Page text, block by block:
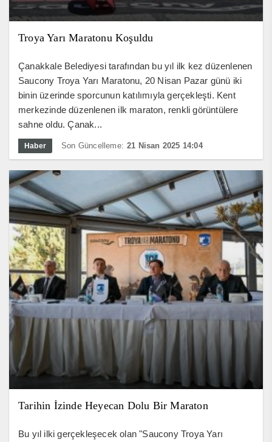
Troya Yarı Maratonu Koşuldu
Çanakkale Belediyesi tarafından bu yıl ilk kez düzenlenen
Saucony Troya Yarı Maratonu, 20 Nisan Pazar günü iki
binin üzerinde sporcunun katılımıyla gerçekleşti. Kent
merkezinde düzenlenen ilk maraton, renkli görüntülere
sahne oldu. Çanak...
Haber Son Güncelleme: 21 Nisan 2025 14:04
Tarihin İzinde Heyecan Dolu Bir Maraton
Bu yıl ilki gerçekleşecek olan "Saucony Troya Yarı